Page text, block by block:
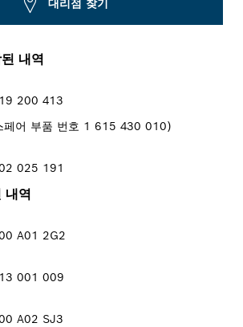
대리점 찾기
내역
200 413
페어 부품 번호 1 615 430 010)
025 191
내역
A01 2G2
001 009
A02 SJ3